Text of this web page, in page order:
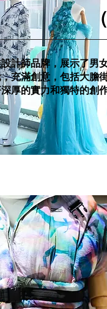
計師品牌，展示了男
充滿創意，包括大膽
厚的實力和獨特的創